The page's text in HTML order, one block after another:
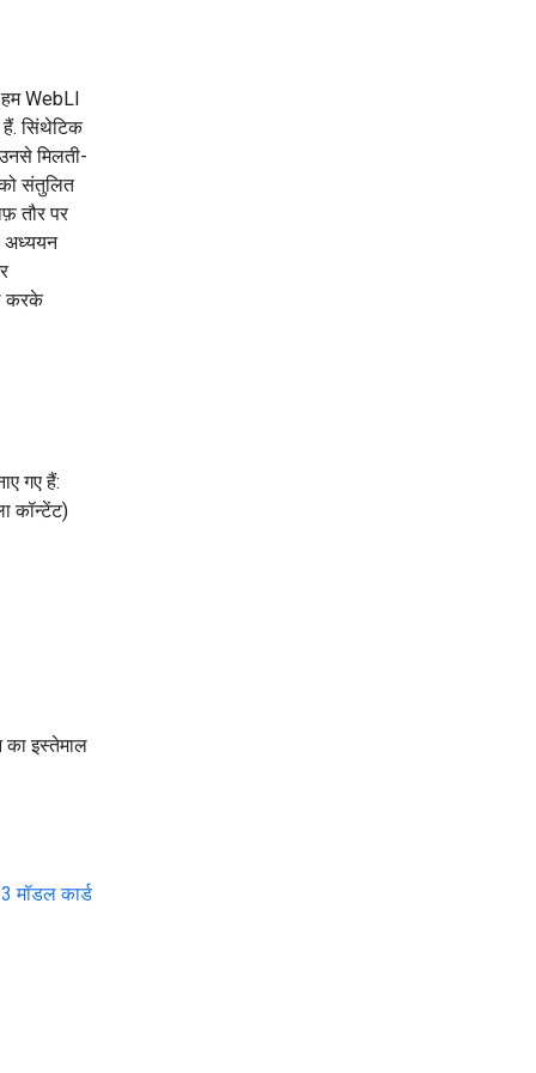
हम WebLI
सिंथेटिक
मिलती-
संतुलित
तौर पर
अध्ययन
करके
गए हैं:
कॉन्टेंट)
का इस्तेमाल
मॉडल कार्ड